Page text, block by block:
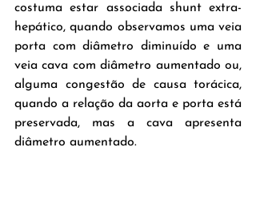
costuma estar associada shunt extra-
hepático, quando observamos uma veia
porta com diâmetro diminuído e uma
veia cava com diâmetro aumentado ou,
alguma congestão de causa torácica,
quando a relação da aorta e porta está
preservada, mas a cava apresenta
diâmetro aumentado.